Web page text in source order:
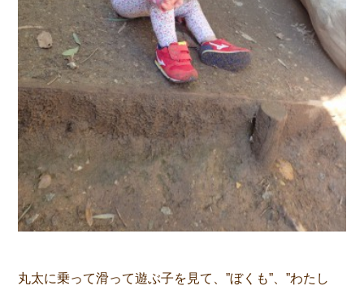
丸太に乗って滑って遊ぶ子を見て、”ぼくも”、”わたし